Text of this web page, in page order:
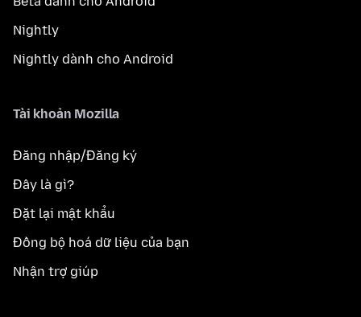
Nightly
Nightly dành cho Android
Tài khoản Mozilla
Đăng nhập/Đăng ký
Đây là gì?
Đặt lại mật khẩu
Đồng bộ hoá dữ liệu của bạn
Nhận trợ giúp